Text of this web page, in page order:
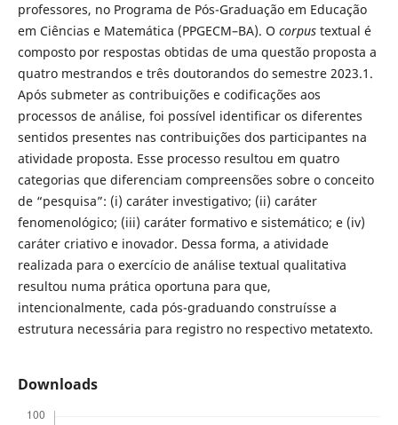
professores, no Programa de Pós-Graduação em Educação
em Ciências e Matemática (PPGECM–BA). O corpustextual é
composto por respostas obtidas de uma questão proposta a
quatro mestrandos e três doutorandos do semestre 2023.1.
Após submeter as contribuições e codificações aos
processos de análise, foi possível identificar os diferentes
sentidos presentes nas contribuições dos participantes na
atividade proposta. Esse processo resultou em quatro
categorias que diferenciam compreensões sobre o conceito
de “pesquisa”: (i) caráter investigativo; (ii) caráter
fenomenológico; (iii) caráter formativo e sistemático; e (iv)
caráter criativo e inovador. Dessa forma, a atividade
realizada para o exercício de análise textual qualitativa
resultou numa prática oportuna para que,
intencionalmente, cada pós-graduando construísse a
estrutura necessária para registro no respectivo metatexto.
Downloads